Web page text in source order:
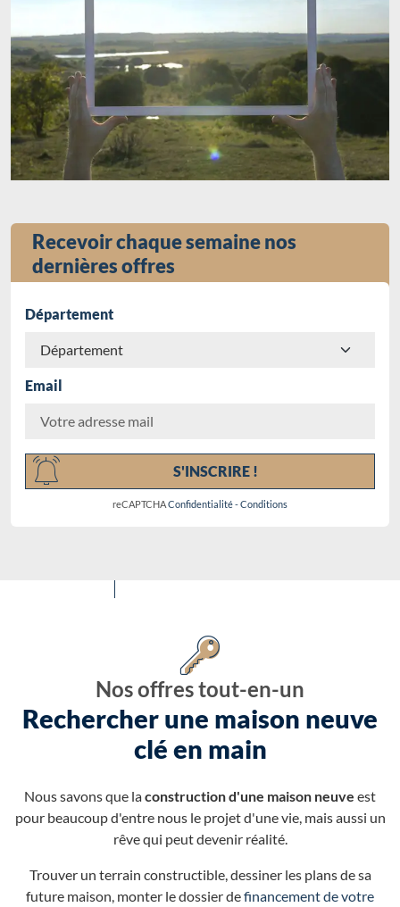
Recevoir chaque semaine nos
dernières offres
Département
Email
S'INSCRIRE !
reCAPTCHAConfidentialité-Conditions
Nos offres tout-en-un
Rechercher une maison neuve
clé en main
Nous savons que laconstruction d'une maison neuve est
pour beaucoup d'entre nous le projet d'une vie, mais aussi un
rêve qui peut devenir réalité.
Trouver un terrain constructible, dessiner les plans de sa
future maison, monter le dossier definancement de votre